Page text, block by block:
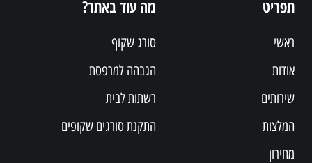
תפריט
ראשי
אודות
שירותים
המלצות
מחירון
מה עוד באתר?
סורג שקוף
הגבהה למרפסת
רשתות לבית
התקנת סורגים שקופים